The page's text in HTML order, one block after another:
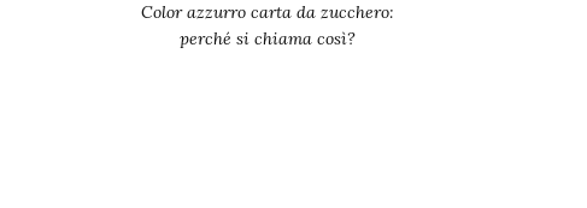
Color azzurro carta da zucchero:
perché si chiama così?